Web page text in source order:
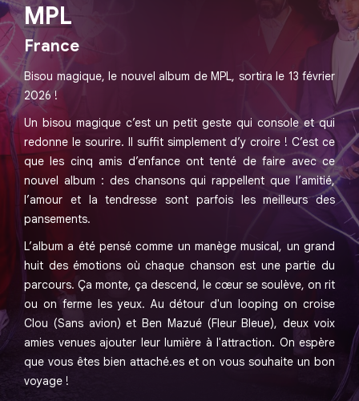
MPL
France
Bisou magique, le nouvel album de MPL, sortira le 13 février
2026 !
Un bisou magique c’est un petit geste qui console et qui
redonne le sourire. Il suffit simplement d’y croire ! C’est ce
que les cinq amis d’enfance ont tenté de faire avec ce
nouvel album : des chansons qui rappellent que l’amitié,
l’amour et la tendresse sont parfois les meilleurs des
pansements.
L’album a été pensé comme un manège musical, un grand
huit des émotions où chaque chanson est une partie du
parcours. Ça monte, ça descend, le cœur se soulève, on rit
ou on ferme les yeux. Au détour d'un looping on croise
Clou (Sans avion) et Ben Mazué (Fleur Bleue), deux voix
amies venues ajouter leur lumière à l'attraction. On espère
que vous êtes bien attaché.es et on vous souhaite un bon
voyage !